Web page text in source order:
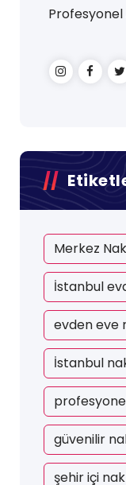
Profesyonel
Merkez
İstanbul
evden eve
İstanbul
güvenilir
şehir içi